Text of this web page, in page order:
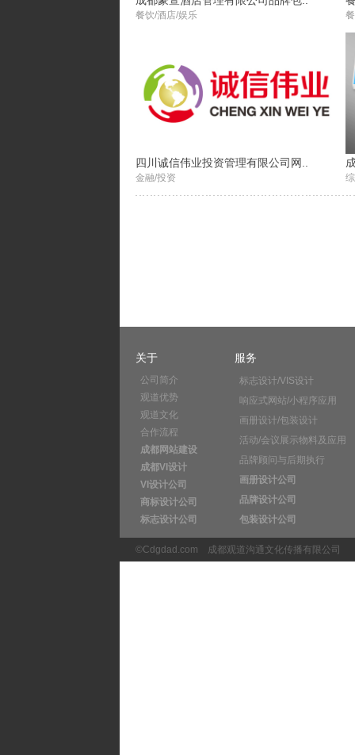
餐饮/酒店/娱乐
四川诚信伟业投资管理有限公司网..
金融/投资
关于
公司简介
观道优势
观道文化
合作流程
成都网站建设
成都VI设计
VI设计公司
商标设计公司
标志设计公司
服务
标志设计/VIS设计
响应式网站/小程序应用
画册设计/包装设计
活动/会议展示物料及应用
品牌顾问与后期执行
画册设计公司
品牌设计公司
包装设计公司
©Cdgdad.com 成都观道沟通文化传播有限公司